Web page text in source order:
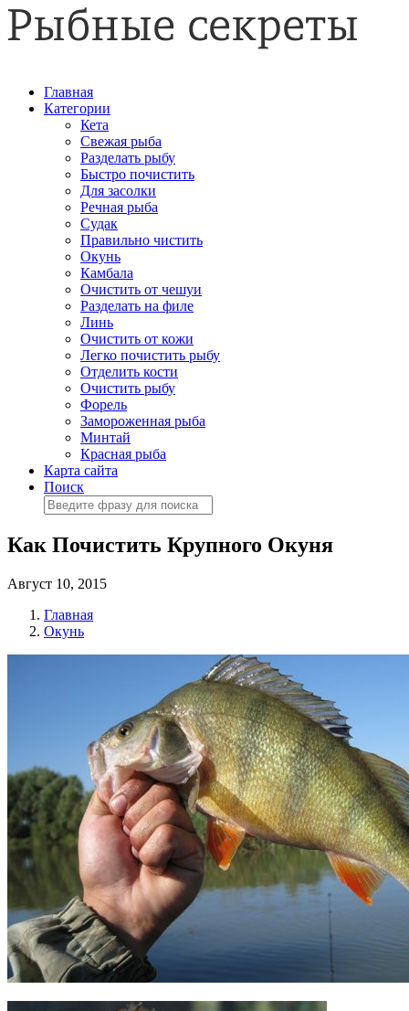
Главная
Категории
Кета
Свежая рыба
Разделать рыбу
Быстро почистить
Для засолки
Речная рыба
Судак
Правильно чистить
Окунь
Камбала
Очистить от чешуи
Разделать на филе
Линь
Очистить от кожи
Легко почистить рыбу
Отделить кости
Очистить рыбу
Форель
Замороженная рыба
Минтай
Красная рыба
Карта сайта
Поиск
Как Почистить Крупного Окуня
Август 10, 2015
Главная
Окунь